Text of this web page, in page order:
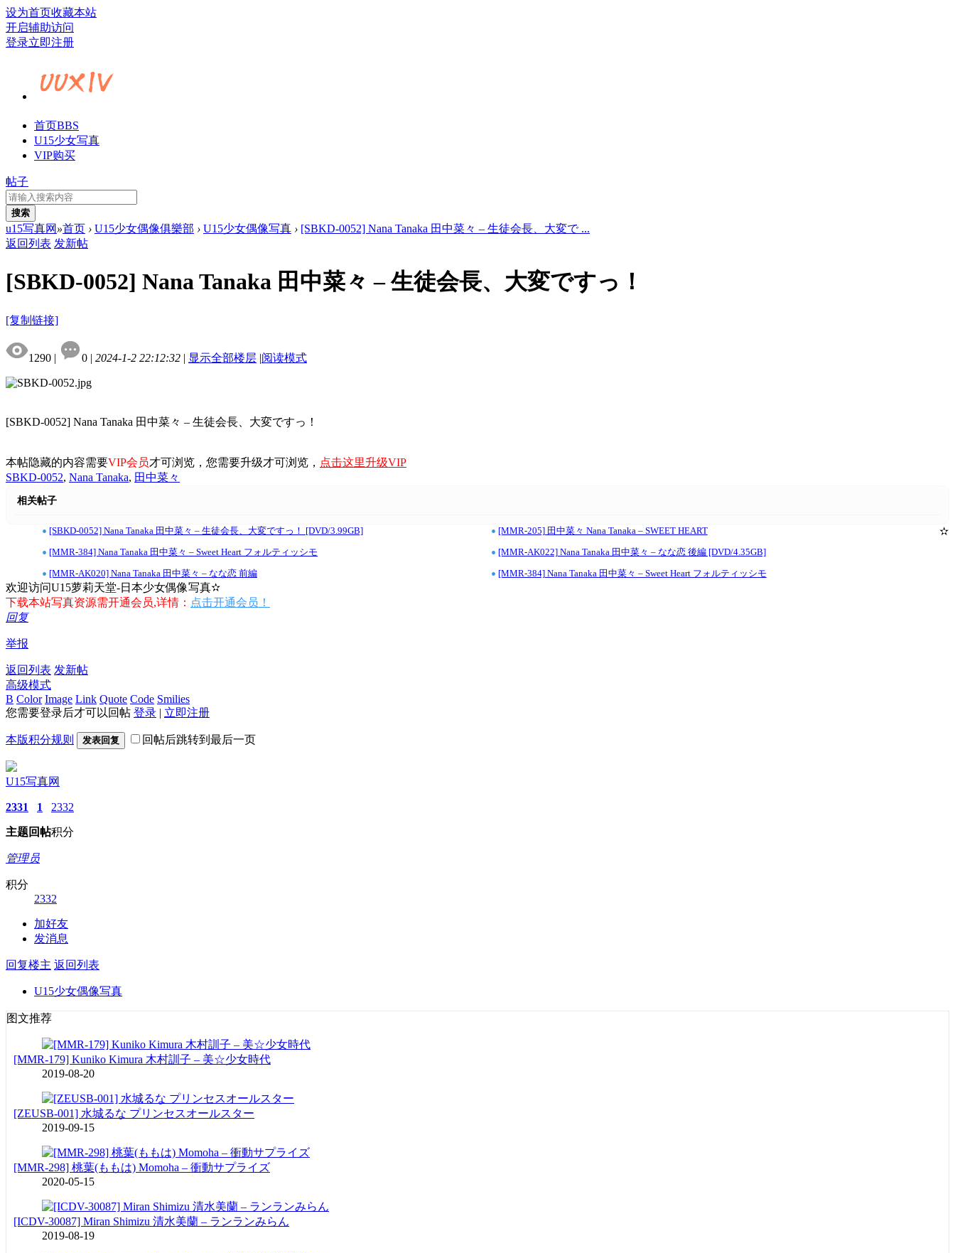
设为首页收藏本站
开启辅助访问
登录立即注册
首页BBS
U15少女写真
VIP购买
帖子
搜索
u15写真网 »首页 › U15少女偶像俱樂部 › U15少女偶像写真 › [SBKD-0052] Nana Tanaka 田中菜々 – 生徒会長、大変で ...
返回列表 发新帖
[SBKD-0052] Nana Tanaka 田中菜々 – 生徒会長、大変ですっ！
[复制链接]
1290 | 0 | 2024-1-2 22:12:32 | 显示全部楼层 |阅读模式
[SBKD-0052] Nana Tanaka 田中菜々 – 生徒会長、大変ですっ！
本帖隐藏的内容需要VIP会员才可浏览，您需要升级才可浏览， 点击这里升级VIP
SBKD-0052, Nana Tanaka, 田中菜々
相关帖子
• [SBKD-0052] Nana Tanaka 田中菜々 – 生徒会長、大変ですっ！ [DVD/3.99GB] • [MMR-205] 田中菜々 Nana Tanaka – SWEET HEART
• [MMR-384] Nana Tanaka 田中菜々 – Sweet Heart フォルティッシモ • [MMR-AK022] Nana Tanaka 田中菜々 – なな恋 後編 [DVD/4.35GB]
• [MMR-AK020] Nana Tanaka 田中菜々 – なな恋 前編 • [MMR-384] Nana Tanaka 田中菜々 – Sweet Heart フォルティッシモ
✫
欢迎访问U15萝莉天堂-日本少女偶像写真✫
下载本站写真资源需开通会员,详情： 点击开通会员！
回复
举报
返回列表 发新帖
高级模式
B Color Image Link Quote Code Smilies
您需要登录后才可以回帖 登录 | 立即注册
本版积分规则 发表回复 回帖后跳转到最后一页
U15写真网
2331
主题
1
回帖
2332
积分
管理员
积分
2332
加好友
发消息
回复楼主 返回列表
U15少女偶像写真
图文推荐
[MMR-179] Kuniko Kimura 木村訓子 – 美☆少女時代
2019-08-20
[ZEUSB-001] 水城るな プリンセスオールスター
2019-09-15
[MMR-298] 桃葉(ももは) Momoha – 衝動サプライズ
2020-05-15
[ICDV-30087] Miran Shimizu 清水美蘭 – ランランみらん
2019-08-19